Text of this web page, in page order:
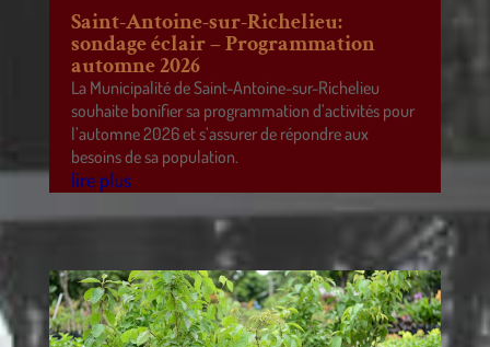
Saint-Antoine-sur-Richelieu:
sondage éclair – Programmation
automne 2026
La Municipalité de Saint-Antoine-sur-Richelieu
souhaite bonifier sa programmation d’activités pour
l’automne 2026 et s’assurer de répondre aux
besoins de sa population.
lire plus